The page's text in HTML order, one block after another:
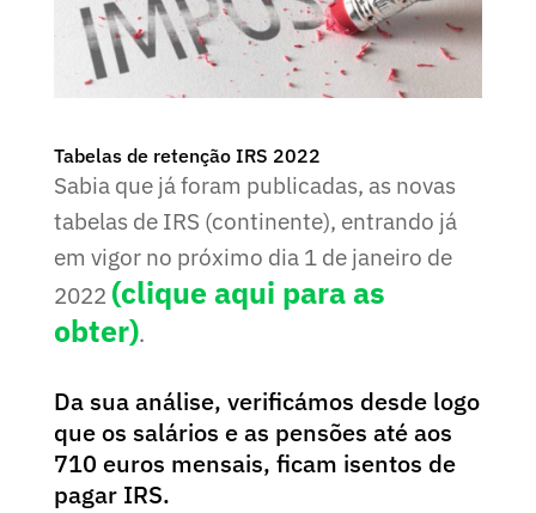
Tabelas de retenção IRS 2022
Sabia que já foram publicadas, as novas
tabelas de IRS (continente), entrando já
em vigor no próximo dia 1 de janeiro de
2022 (clique aqui para as
obter).
Da sua análise, verificámos desde logo
que os salários e as pensões até aos
710 euros mensais, ficam isentos de
pagar IRS.